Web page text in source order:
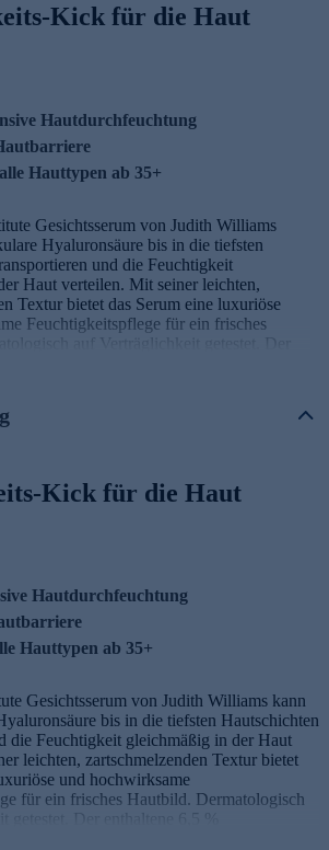
Kick für die Haut
Hautdurchfeuchtung
Hauttypen ab 35+
Gesichtsserum von Judith Williams
Hyaluronsäure bis in die tiefsten
und die Feuchtigkeit
Haut verteilen. Mit seiner leichten,
Textur bietet das Serum eine luxuriöse
Feuchtigkeitspflege für ein frisches
auf Verträglichkeit getestet. Der
AQUALUXE Hydration Complex ahmt
eine gleichmäßige Feuchtigkeitsverteilung.
Zuhause zum Beauty Intitute
von Hautanalyse,
und individuell kombinierbaren
Wirkleistung erzielen Sie mit den
aus der Linie Beauty Institute zu Hause
einer professionellen
Kick für die Haut
Hautdurchfeuchtung
Hauttypen ab 35+
Gesichtsserum von Judith Williams kann
bis in die tiefsten Hautschichten
die Feuchtigkeit gleichmäßig in der Haut
leichten, zartschmelzenden Textur bietet
und hochwirksame
für ein frisches Hautbild. Dermatologisch
getestet. Der enthaltene 6,5 %
Complex ahmt die Iontophorese-